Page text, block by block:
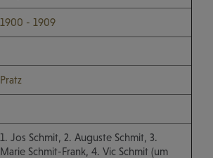
1900 - 1909
Pratz
1. Jos Schmit, 2. Auguste Schmit, 3.
Marie Schmit-Frank, 4. Vic Schmit (um